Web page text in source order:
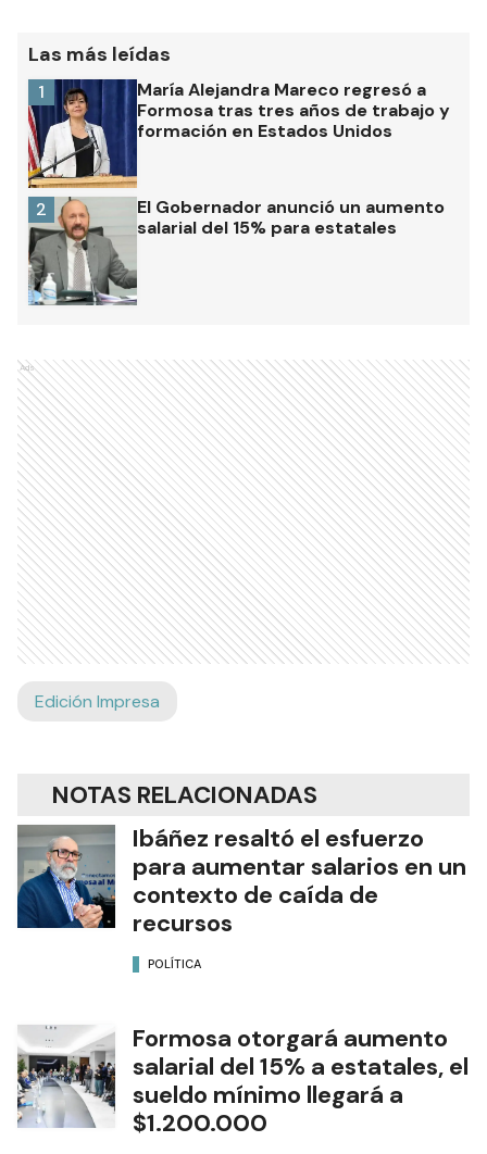
Las más leídas
María Alejandra Mareco regresó a
Formosa tras tres años de trabajo y
formación en Estados Unidos
1
El Gobernador anunció un aumento
salarial del 15% para estatales
2
Ads
Edición Impresa
NOTAS RELACIONADAS
Ibáñez resaltó el esfuerzo
para aumentar salarios en un
contexto de caída de
recursos
POLÍTICA
Formosa otorgará aumento
salarial del 15% a estatales, el
sueldo mínimo llegará a
$1.200.000